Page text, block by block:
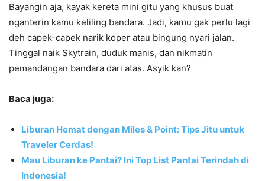
Bayangin aja, kayak kereta mini gitu yang khusus buat
nganterin kamu keliling bandara. Jadi, kamu gak perlu lagi
deh capek-capek narik koper atau bingung nyari jalan.
Tinggal naik Skytrain, duduk manis, dan nikmatin
pemandangan bandara dari atas. Asyik kan?
Baca juga:
Liburan Hemat dengan Miles & Point: Tips Jitu untuk
Traveler Cerdas!
Mau Liburan ke Pantai? Ini Top List Pantai Terindah di
Indonesia!